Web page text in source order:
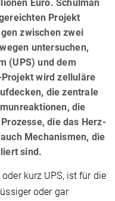
Euro. Schulman
Projekt
zwischen zwei
untersuchen,
(UPS) und dem
wird zelluläre
die zentrale
die
die das Herz-
Mechanismen, die
sind.
kurz UPS, ist für die
oder gar